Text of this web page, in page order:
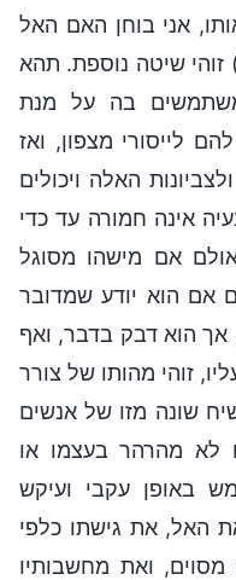
אני בוחן האם האל
שיטה נוספת. תהא
בה על מנת
לייסורי מצפון, ואז
האלה ויכולים
אינה חמורה עד כדי
אם מישהו מסוגל
אם הוא יודע שמדובר
הוא דבק בדבר, ואף
זוהי מהותו של צורר
שונה מזו של אנשים
לא מהרהר בעצמו או
עקבי ועיקש
האל, את גישתו כלפי
ואת מחשבותיו